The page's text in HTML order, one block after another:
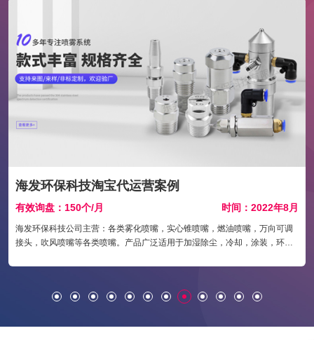
海发环保科技淘宝代运营案例
有效询盘：150个/月 时间：2022年8月
海发环保科技公司主营：各类雾化喷嘴，实心锥喷嘴，燃油喷嘴，万向可调
接头，吹风喷嘴等各类喷嘴。产品广泛适用于加湿除尘，冷却，涂装，环
企业生命、一直是海发的经营理念。 诚信经营、用户至上、质量为本的经营